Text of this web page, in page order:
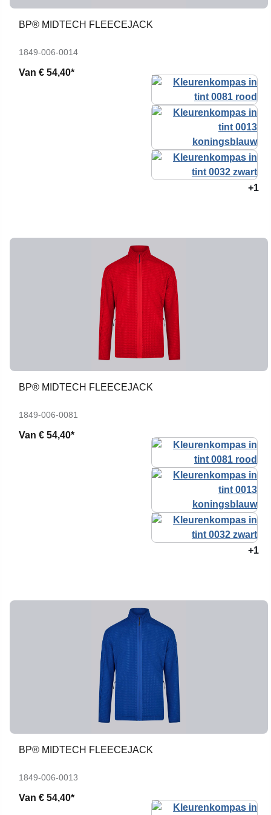
BP® MIDTECH FLEECEJACK
1849-006-0014
Van € 54,40*
+1
BP® MIDTECH FLEECEJACK
1849-006-0081
Van € 54,40*
+1
BP® MIDTECH FLEECEJACK
1849-006-0013
Van € 54,40*